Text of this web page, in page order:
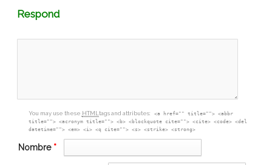
RespondComment
box
You may use these HTML tags and attributes:
<a href="" title=""> <abbr
title=""> <acronym title=""> <b> <blockquote cite=""> <cite> <code> <del
datetime=""> <em> <i> <q cite=""> <s> <strike> <strong>
Nombre *